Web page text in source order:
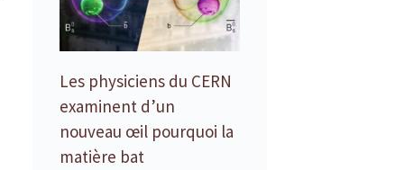
Les physiciens du CERN
examinent d’un
nouveau œil pourquoi la
matière bat